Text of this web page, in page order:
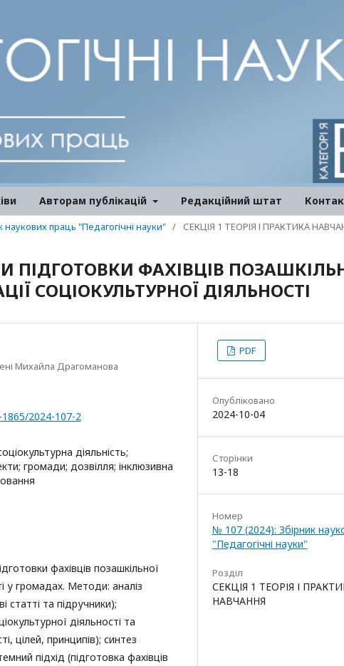
Авторам публікацій Редакційний штат
наукових праць "Педагогічні науки" / СЕКЦІЯ 1 ТЕОРІЯ І ПРАКТИКА
ПІДГОТОВКИ ФАХІВЦІВ
СОЦІОКУЛЬТУРНОЇ ДІЯЛЬНОСТІ
Михайла Драгоманова
2024-107-2
діяльність;
громади; дозвілля; інклюзивна
фахівців позашкільної
у громадах. Методи: аналіз
статті та підручники);
діяльності та
цілей, принципів); синтез
підхід (підготовка фахівців
PDF
Опубліковано
2024-10-04
Сторінки
13-18
Номер
№ 107 (2024): Збірник
"Педагогічні науки"
Розділ
СЕКЦІЯ 1 ТЕОРІЯ І
НАВЧАННЯ